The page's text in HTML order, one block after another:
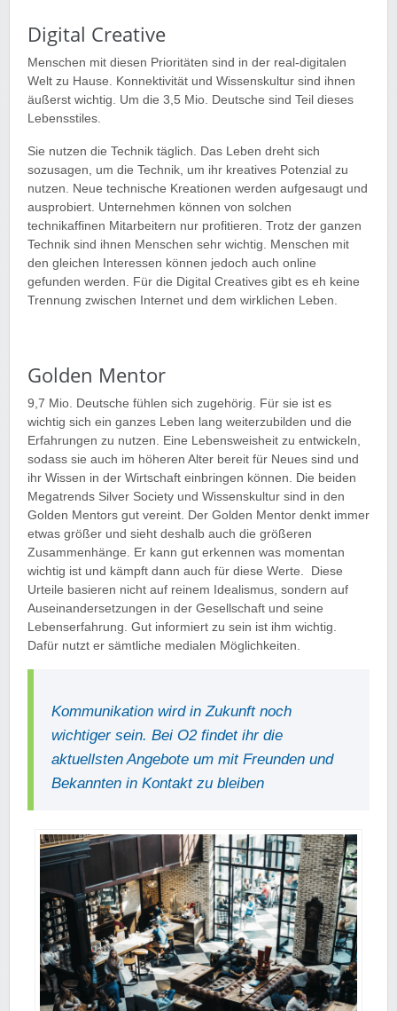
Digital Creative
Menschen mit diesen Prioritäten sind in der real-digitalen
Welt zu Hause. Konnektivität und Wissenskultur sind ihnen
äußerst wichtig. Um die 3,5 Mio. Deutsche sind Teil dieses
Lebensstiles.
Sie nutzen die Technik täglich. Das Leben dreht sich
sozusagen, um die Technik, um ihr kreatives Potenzial zu
nutzen. Neue technische Kreationen werden aufgesaugt und
ausprobiert. Unternehmen können von solchen
technikaffinen Mitarbeitern nur profitieren. Trotz der ganzen
Technik sind ihnen Menschen sehr wichtig. Menschen mit
den gleichen Interessen können jedoch auch online
gefunden werden. Für die Digital Creatives gibt es eh keine
Trennung zwischen Internet und dem wirklichen Leben.
Golden Mentor
9,7 Mio. Deutsche fühlen sich zugehörig. Für sie ist es
wichtig sich ein ganzes Leben lang weiterzubilden und die
Erfahrungen zu nutzen. Eine Lebensweisheit zu entwickeln,
sodass sie auch im höheren Alter bereit für Neues sind und
ihr Wissen in der Wirtschaft einbringen können. Die beiden
Megatrends Silver Society und Wissenskultur sind in den
Golden Mentors gut vereint. Der Golden Mentor denkt immer
etwas größer und sieht deshalb auch die größeren
Zusammenhänge. Er kann gut erkennen was momentan
wichtig ist und kämpft dann auch für diese Werte. Diese
Urteile basieren nicht auf reinem Idealismus, sondern auf
Auseinandersetzungen in der Gesellschaft und seine
Lebenserfahrung. Gut informiert zu sein ist ihm wichtig.
Dafür nutzt er sämtliche medialen Möglichkeiten.
Kommunikation wird in Zukunft noch
wichtiger sein. Bei O2 findet ihr die
aktuellsten Angebote um mit Freunden und
Bekannten in Kontakt zu bleiben